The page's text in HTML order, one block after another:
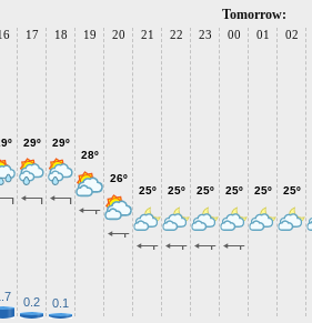
17
29º
0.2
18
29º
0.1
19
28º
20
26º
21
25º
22
25º
23
25º
Tomorrow:
00
25º
01
25º
02
25º